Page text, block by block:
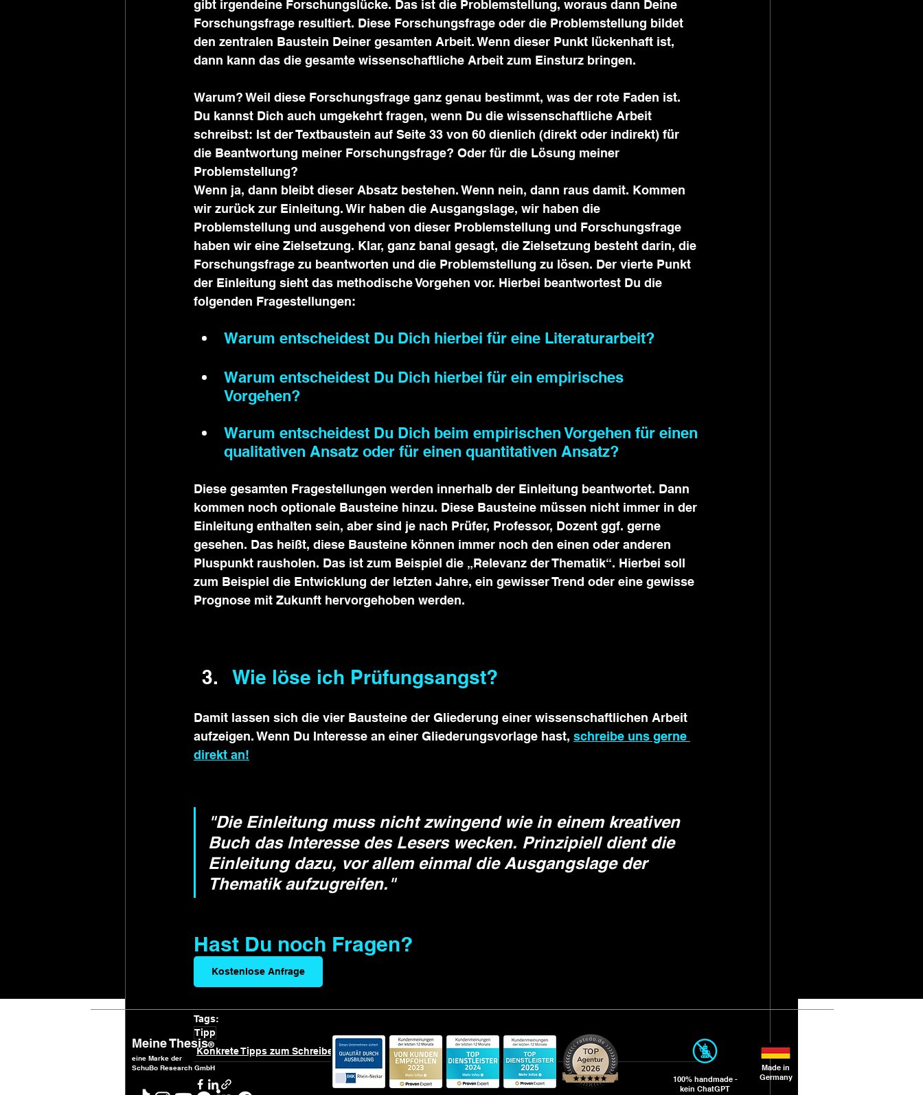
gibt irgendeine Forschungslücke. Das ist die Problemstellung, woraus dann Deine
Forschungsfrage resultiert. Diese Forschungsfrage oder die Problemstellung bildet
den zentralen Baustein Deiner gesamten Arbeit. Wenn dieser Punkt lückenhaft ist,
dann kann das die gesamte wissenschaftliche Arbeit zum Einsturz bringen.
Warum? Weil diese Forschungsfrage ganz genau bestimmt, was der rote Faden ist.
Du kannst Dich auch umgekehrt fragen, wenn Du die wissenschaftliche Arbeit
schreibst: Ist der Textbaustein auf Seite 33 von 60 dienlich (direkt oder indirekt) für
die Beantwortung meiner Forschungsfrage? Oder für die Lösung meiner
Problemstellung?
Wenn ja, dann bleibt dieser Absatz bestehen. Wenn nein, dann raus damit. Kommen
wir zurück zur Einleitung. Wir haben die Ausgangslage, wir haben die
Problemstellung und ausgehend von dieser Problemstellung und Forschungsfrage
haben wir eine Zielsetzung. Klar, ganz banal gesagt, die Zielsetzung besteht darin, die
Forschungsfrage zu beantworten und die Problemstellung zu lösen. Der vierte Punkt
der Einleitung sieht das methodische Vorgehen vor. Hierbei beantwortest Du die
folgenden Fragestellungen:
Warum entscheidest Du Dich hierbei für eine Literaturarbeit?
​Warum entscheidest Du Dich hierbei für ein empirisches
Vorgehen?
Warum entscheidest Du Dich beim empirischen Vorgehen für einen
qualitativen Ansatz oder für einen quantitativen Ansatz?
Diese gesamten Fragestellungen werden innerhalb der Einleitung beantwortet. Dann
kommen noch optionale Bausteine hinzu. Diese Bausteine müssen nicht immer in der
Einleitung enthalten sein, aber sind je nach Prüfer, Professor, Dozent ggf. gerne
gesehen. Das heißt, diese Bausteine können immer noch den einen oder anderen
Pluspunkt rausholen. Das ist zum Beispiel die „Relevanz der Thematik“. Hierbei soll
zum Beispiel die Entwicklung der letzten Jahre, ein gewisser Trend oder eine gewisse
Prognose mit Zukunft hervorgehoben werden.
Wie löse ich Prüfungsangst?
Damit lassen sich die vier Bausteine der Gliederung einer wissenschaftlichen Arbeit
aufzeigen. Wenn Du Interesse an einer Gliederungsvorlage hast, schreibe uns gerne
direkt an!
"Die Einleitung muss nicht zwingend wie in einem kreativen
Buch das Interesse des Lesers wecken. Prinzipiell dient die
Einleitung dazu, vor allem einmal die Ausgangslage der
Thematik aufzugreifen."
Hast Du noch Fragen?
Kostenlose Anfrage
Tags:
Tipp
Konkrete Tipps zum Schreiben
Meine Thesis®
eine Marke der
SchuBo Research GmbH
100% handmade -
kein ChatGPT
Made in
Germany